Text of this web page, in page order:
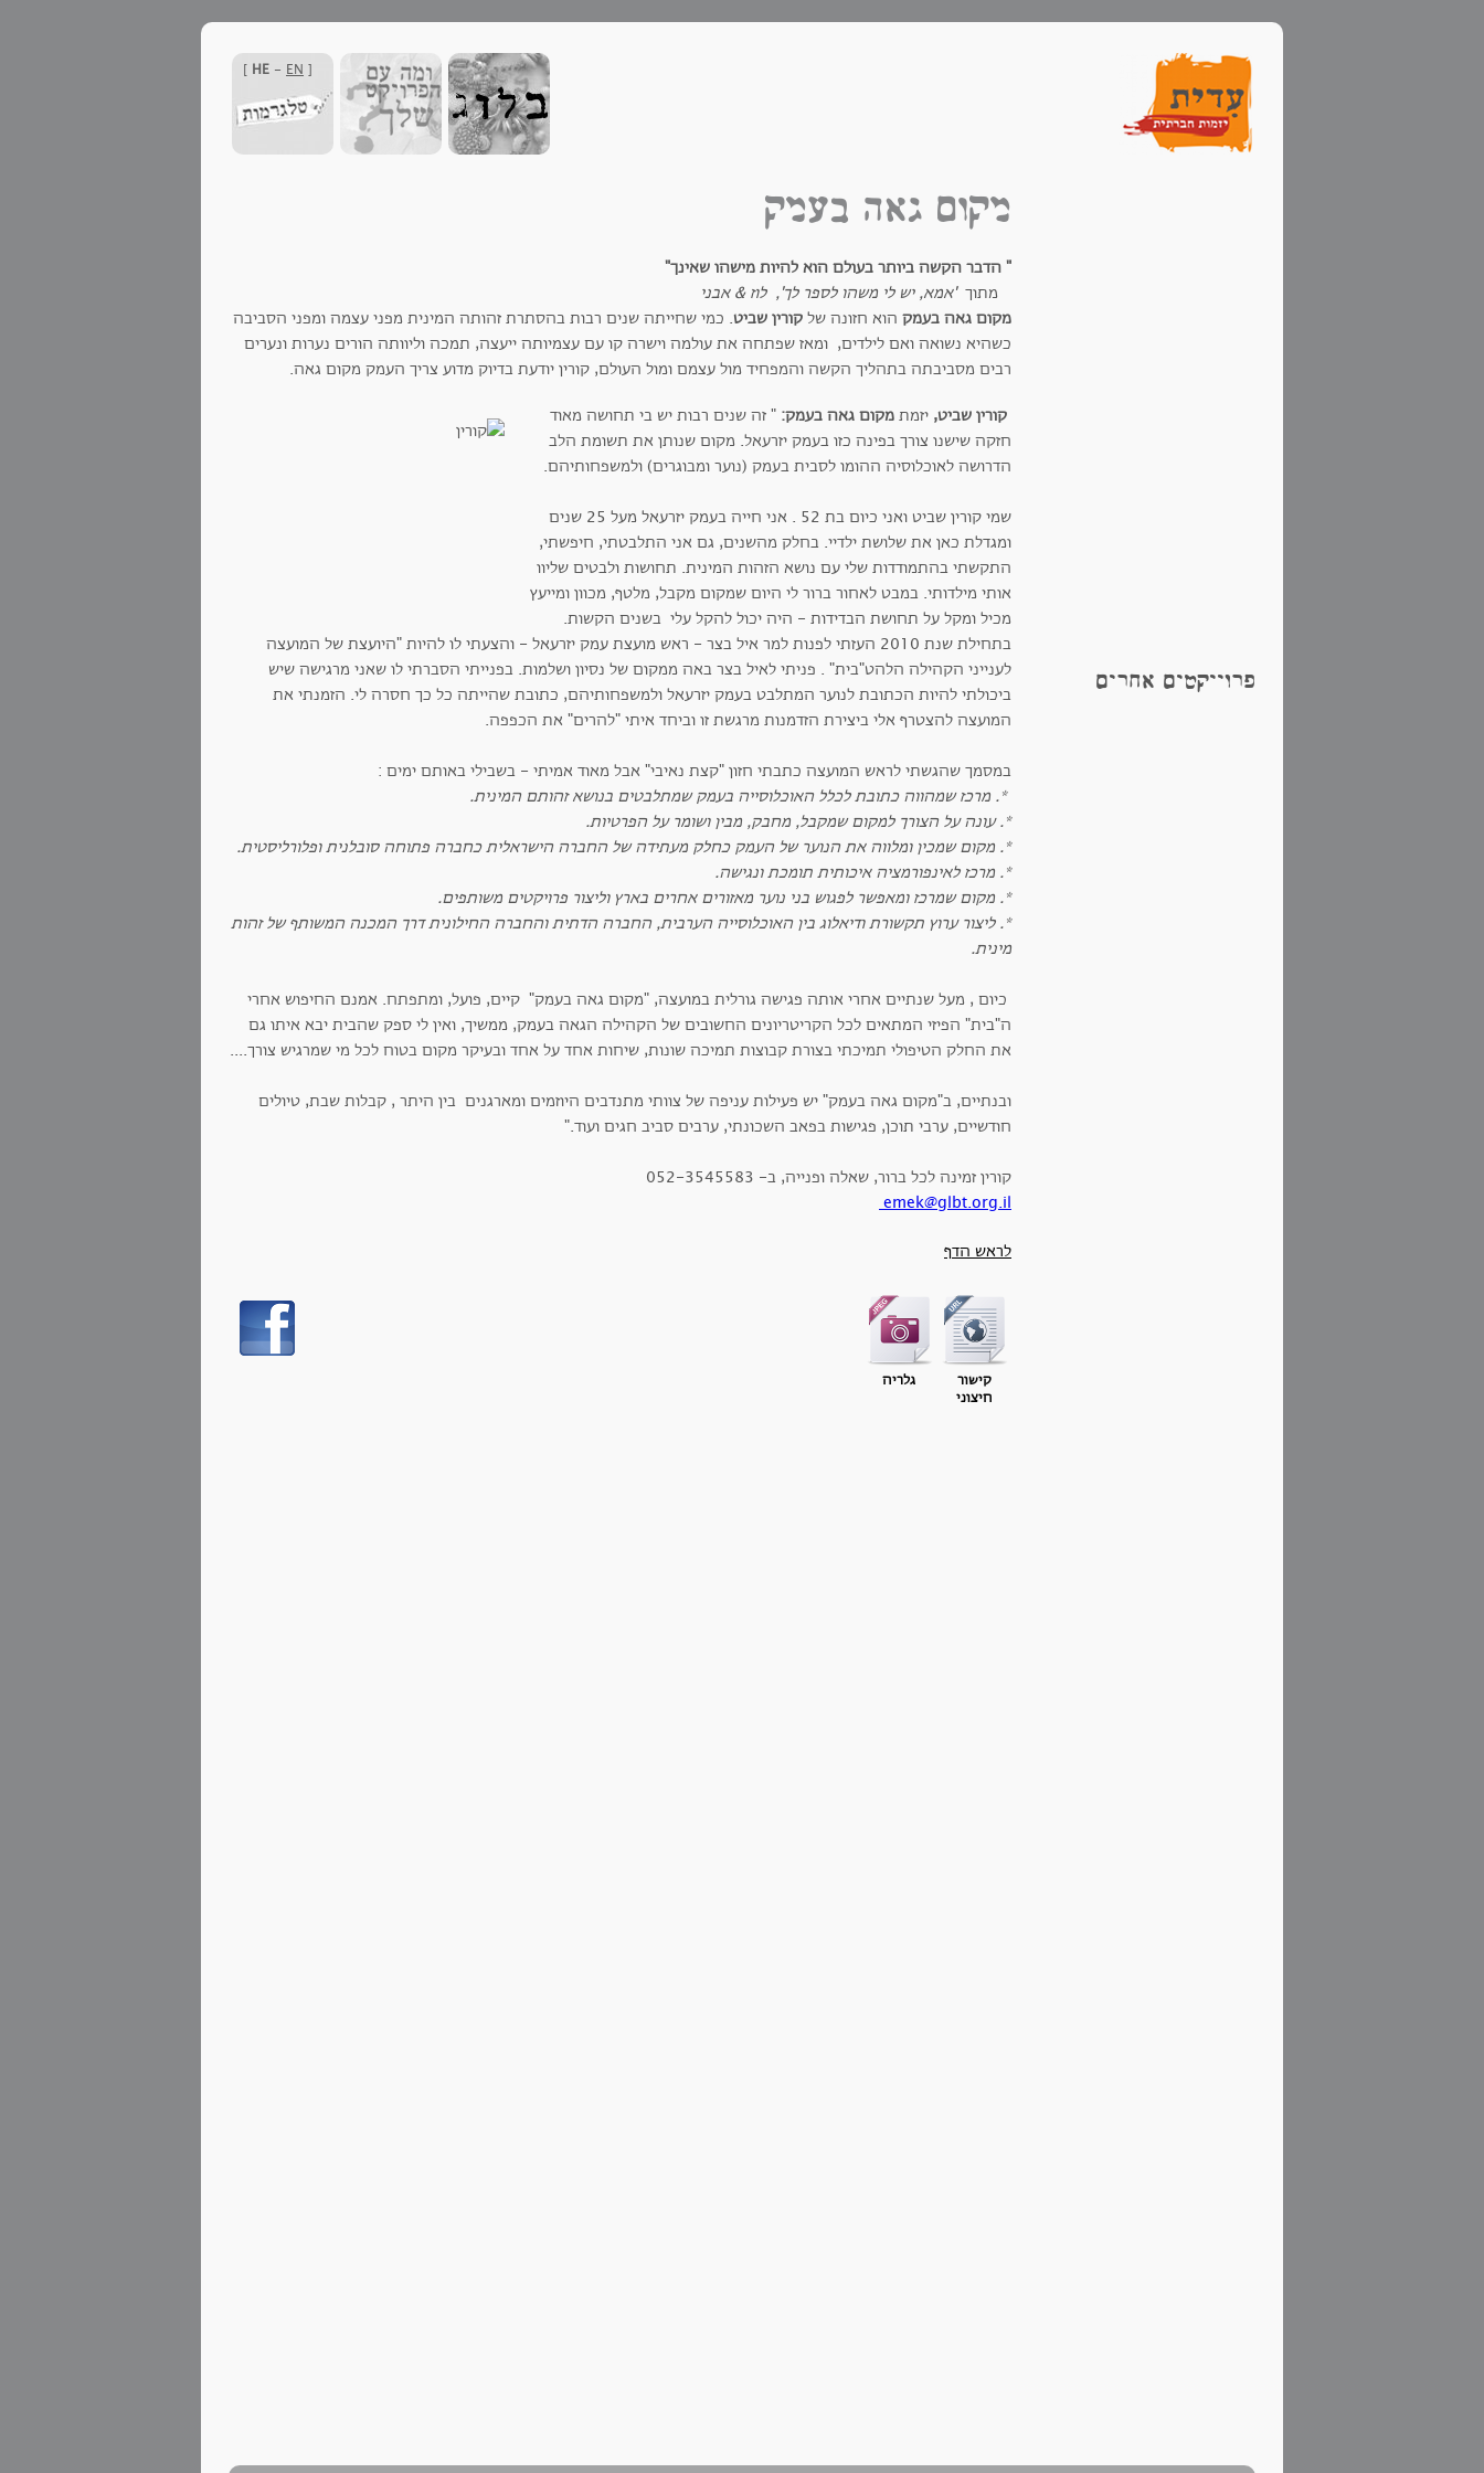
[
HE - EN
]
פרוייקטים אחרים
מקום גאה בעמק
" הדבר הקשה ביותר בעולם הוא להיות מישהו שאינך"
מתוך 'אמא, יש לי משהו לספר לך', לוז & אבני
מקום גאה בעמק הוא חזונה של קורין שביט. כמי שחייתה שנים רבות בהסתרת זהותה המינית מפני עצמה ומפני הסביבה
כשהיא נשואה ואם לילדים, ומאז שפתחה את עולמה וישרה קו עם עצמיותה ייעצה, תמכה וליוותה הורים נערות ונערים
רבים מסביבתה בתהליך הקשה והמפחיד מול עצמם ומול העולם, קורין יודעת בדיוק מדוע צריך העמק מקום גאה.
קורין שביט, יזמת מקום גאה בעמק: " זה שנים רבות יש בי תחושה מאוד
חזקה שישנו צורך בפינה כזו בעמק יזרעאל. מקום שנותן את תשומת הלב
הדרושה לאוכלוסיה ההומו לסבית בעמק (נוער ומבוגרים) ולמשפחותיהם.
שמי קורין שביט ואני כיום בת 52 . אני חייה בעמק יזרעאל מעל 25 שנים
ומגדלת כאן את שלושת ילדיי. בחלק מהשנים, גם אני התלבטתי, חיפשתי,
התקשתי בהתמודדות שלי עם נושא הזהות המינית. תחושות ולבטים שליוו
אותי מילדותי. במבט לאחור ברור לי היום שמקום מקבל, מלטף, מכוון ומייעץ
מכיל ומקל על תחושת הבדידות - היה יכול להקל עלי בשנים הקשות.
בתחילת שנת 2010 העזתי לפנות למר איל בצר - ראש מועצת עמק יזרעאל - והצעתי לו להיות "היועצת של המועצה
לענייני הקהילה הלהט"בית" . פניתי לאיל בצר באה ממקום של נסיון ושלמות. בפנייתי הסברתי לו שאני מרגישה שיש
ביכולתי להיות הכתובת לנוער המתלבט בעמק יזרעאל ולמשפחותיהם, כתובת שהייתה כל כך חסרה לי. הזמנתי את
המועצה להצטרף אלי ביצירת הזדמנות מרגשת זו וביחד איתי "להרים" את הכפפה.
במסמך שהגשתי לראש המועצה כתבתי חזון "קצת נאיבי" אבל מאוד אמיתי - בשבילי באותם ימים :
*. מרכז שמהווה כתובת לכלל האוכלוסייה בעמק שמתלבטים בנושא זהותם המינית.
*. עונה על הצורך למקום שמקבל, מחבק, מבין ושומר על הפרטיות.
*. מקום שמכין ומלווה את הנוער של העמק כחלק מעתידה של החברה הישראלית כחברה פתוחה סובלנית ופלורליסטית.
*. מרכז לאינפורמציה איכותית תומכת ונגישה.
*. מקום שמרכז ומאפשר לפגוש בני נוער מאזורים אחרים בארץ וליצור פרויקטים משותפים.
*. ליצור ערוץ תקשורת ודיאלוג בין האוכלוסייה הערבית, החברה הדתית והחברה החילונית דרך המכנה המשותף של זהות
מינית.
כיום , מעל שנתיים אחרי אותה פגישה גורלית במועצה, "מקום גאה בעמק" קיים, פועל, ומתפתח. אמנם החיפוש אחרי
ה"בית" הפיזי המתאים לכל הקריטריונים החשובים של הקהילה הגאה בעמק, ממשיך, ואין לי ספק שהבית יבא איתו גם
את החלק הטיפולי תמיכתי בצורת קבוצות תמיכה שונות, שיחות אחד על אחד ובעיקר מקום בטוח לכל מי שמרגיש צורך....
ובנתיים, ב"מקום גאה בעמק" יש פעילות עניפה של צוותי מתנדבים היוזמים ומארגנים בין היתר , קבלות שבת, טיולים
חודשיים, ערבי תוכן, פגישות בפאב השכונתי, ערבים סביב חגים ועוד."
קורין זמינה לכל ברור, שאלה ופנייה, ב- 052-3545583
emek@glbt.org.il
לראש הדף
קישור
חיצוני
גלריה